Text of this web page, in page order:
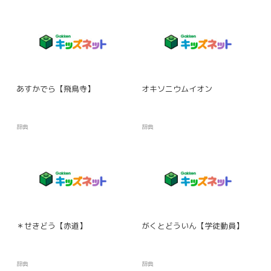
あすかでら【飛鳥寺】
辞典
オキソニウムイオン
辞典
＊せきどう【赤道】
辞典
がくとどういん【学徒動員】
辞典